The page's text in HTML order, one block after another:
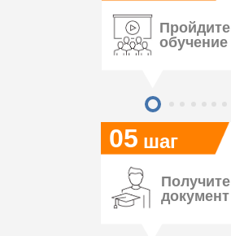
05 шаг
Пройдите
обучение
Получите
документ